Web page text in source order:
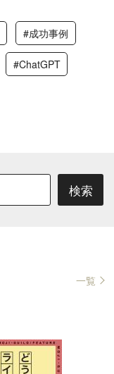
#成功事例
#ChatGPT
一覧